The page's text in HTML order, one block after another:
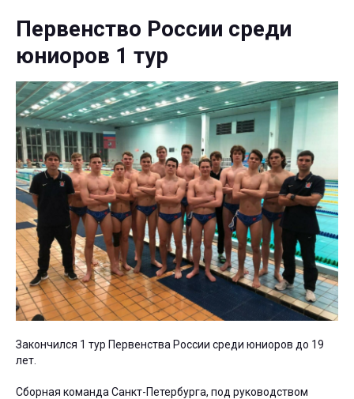
Первенство России среди
юниоров 1 тур
Закончился 1 тур Первенства России среди юниоров до 19
лет.
Сборная команда Санкт-Петербурга, под руководством